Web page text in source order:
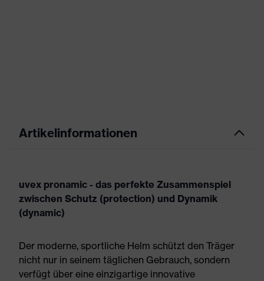
Artikelinformationen
uvex pronamic - das perfekte Zusammenspiel
zwischen Schutz (protection) und Dynamik
(dynamic)
Der moderne, sportliche Helm schützt den Träger
nicht nur in seinem täglichen Gebrauch, sondern
verfügt über eine einzigartige innovative